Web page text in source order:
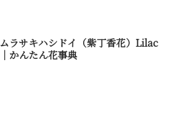
ムラサキハシドイ（紫丁香花）Lilac
｜かんたん花事典